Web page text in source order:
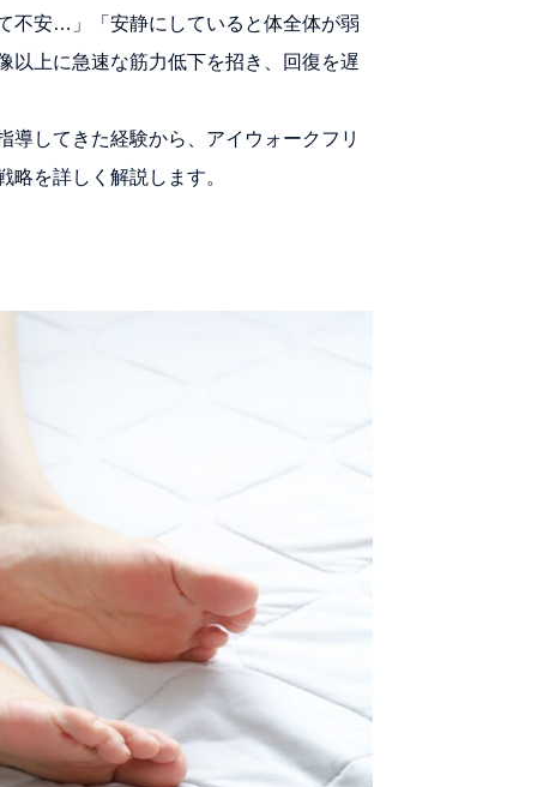
不安…」「安静にしていると体全体が弱
以上に急速な筋力低下を招き、回復を遅
導してきた経験から、アイウォークフリ
を詳しく解説します。